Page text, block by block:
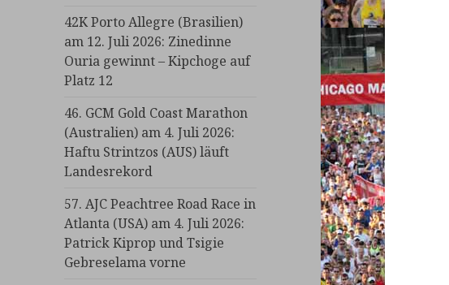
42K Porto Allegre (Brasilien)
am 12. Juli 2026: Zinedinne
Ouria gewinnt – Kipchoge auf
Platz 12
46. GCM Gold Coast Marathon
(Australien) am 4. Juli 2026:
Haftu Strintzos (AUS) läuft
Landesrekord
57. AJC Peachtree Road Race in
Atlanta (USA) am 4. Juli 2026:
Patrick Kiprop und Tsigie
Gebreselama vorne